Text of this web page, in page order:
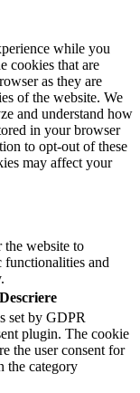
while you
cookies that are
as they are
of the website. We
and understand how
in your browser
to opt-out of these
may affect your
the website to
functionalities and
Descriere
set by GDPR
plugin. The cookie
the user consent for
the category